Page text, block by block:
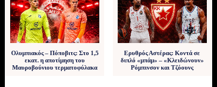
Ολυμπιακός – Πόποβιτς: Στο 1,5
εκατ. η αποτίμηση του
Μαυροβούνιου τερματοφύλακα
Ερυθρός Αστέρας: Κοντά σε
διπλό «μπάμ» – «Κλειδώνουν»
Ρόμπινσον και Τζόουνς